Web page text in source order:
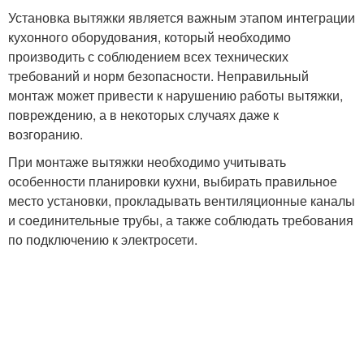
Установка вытяжки является важным этапом интеграции
кухонного оборудования, который необходимо
производить с соблюдением всех технических
требований и норм безопасности. Неправильный
монтаж может привести к нарушению работы вытяжки,
повреждению, а в некоторых случаях даже к
возгоранию.
При монтаже вытяжки необходимо учитывать
особенности планировки кухни, выбирать правильное
место установки, прокладывать вентиляционные каналы
и соединительные трубы, а также соблюдать требования
по подключению к электросети.